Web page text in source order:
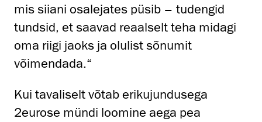
mis siiani osalejates püsib – tudengid
tundsid, et saavad reaalselt teha midagi
oma riigi jaoks ja olulist sõnumit
võimendada.“
Kui tavaliselt võtab erikujundusega
2eurose mündi loomine aega pea